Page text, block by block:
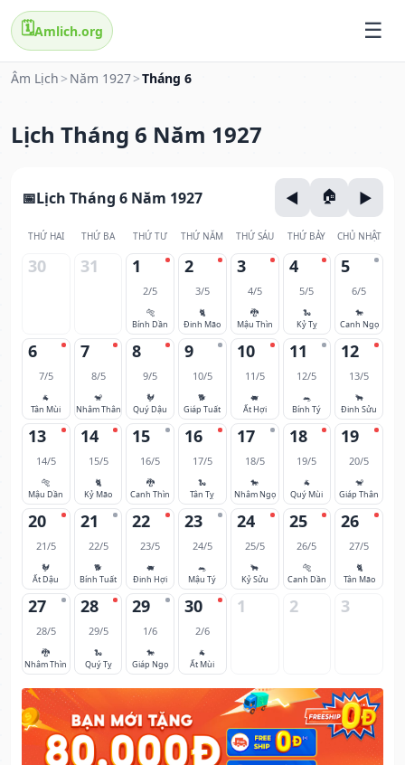
🗓️Amlich.org
Âm Lịch > Năm 1927>Tháng 6
Lịch Tháng 6 Năm 1927
Lịch Tháng 6 Năm 1927
THỨ HAI THỨ BA THỨ TƯ THỨ NĂM THỨ SÁU THỨ BẢY CHỦ NHẬT
30 31 1
2/5
🐅
Bính Dần
2
3/5
🐈
Đinh Mão
3
4/5
🐉
Mậu Thìn
4
5/5
🐍
Kỷ Tỵ
5
6/5
🐎
Canh Ngọ
6
7/5
🐐
Tân Mùi
7
8/5
🐒
Nhâm Thân
8
9/5
🐓
Quý Dậu
9
10/5
🐕
Giáp Tuất
10
11/5
🐖
Ất Hợi
11
12/5
🐀
Bính Tý
12
13/5
🐂
Đinh Sửu
13
14/5
🐅
Mậu Dần
14
15/5
🐈
Kỷ Mão
15
16/5
🐉
Canh Thìn
16
17/5
🐍
Tân Tỵ
17
18/5
🐎
Nhâm Ngọ
18
19/5
🐐
Quý Mùi
19
20/5
🐒
Giáp Thân
20
21/5
🐓
Ất Dậu
21
22/5
🐕
Bính Tuất
22
23/5
🐖
Đinh Hợi
23
24/5
🐀
Mậu Tý
24
25/5
🐂
Kỷ Sửu
25
26/5
🐅
Canh Dần
26
27/5
🐈
Tân Mão
27
28/5
🐉
Nhâm Thìn
28
29/5
🐍
Quý Tỵ
29
1/6
🐎
Giáp Ngọ
30
2/6
🐐
Ất Mùi
1 2 3